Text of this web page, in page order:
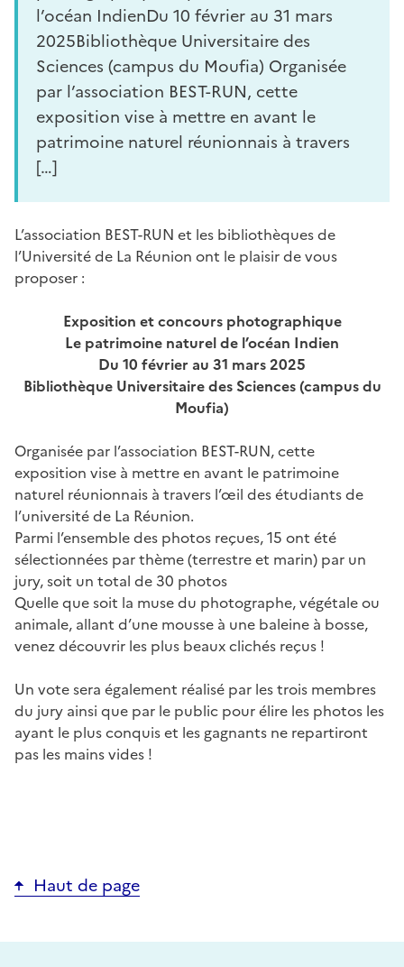
l’océan IndienDu 10 février au 31 mars
2025Bibliothèque Universitaire des
Sciences (campus du Moufia) Organisée
par l’association BEST-RUN, cette
exposition vise à mettre en avant le
patrimoine naturel réunionnais à travers
[…]
L’association BEST-RUN et les bibliothèques de
l’Université de La Réunion ont le plaisir de vous
proposer :
Exposition et concours photographique
Le patrimoine naturel de l’océan Indien
Du 10 février au 31 mars 2025
Bibliothèque Universitaire des Sciences (campus du
Moufia)
Organisée par l’association BEST-RUN, cette
exposition vise à mettre en avant le patrimoine
naturel réunionnais à travers l’œil des étudiants de
l’université de La Réunion.
Parmi l’ensemble des photos reçues, 15 ont été
sélectionnées par thème (terrestre et marin) par un
jury, soit un total de 30 photos
Quelle que soit la muse du photographe, végétale ou
animale, allant d’une mousse à une baleine à bosse,
venez découvrir les plus beaux clichés reçus !
Un vote sera également réalisé par les trois membres
du jury ainsi que par le public pour élire les photos les
ayant le plus conquis et les gagnants ne repartiront
pas les mains vides !
Haut de page